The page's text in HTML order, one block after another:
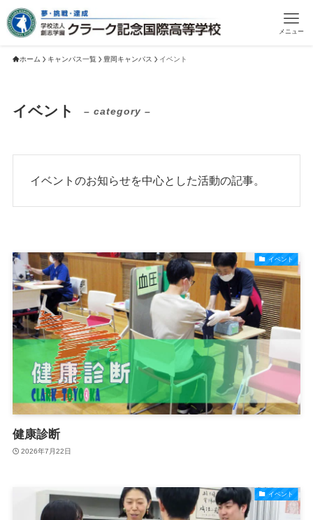
メニュー
ホーム キャンパス一覧 豊岡キャンパス イベント
イベント – category –
イベントのお知らせを中心とした活動の記事。
イベント
健康診断
2026年7月22日
イベント